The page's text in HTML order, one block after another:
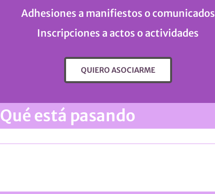
Adhesiones a manifiestos o comunicados
Inscripciones a actos o actividades
QUIERO ASOCIARME
Qué está pasando